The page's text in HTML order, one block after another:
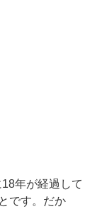
年が経過して
です。だか